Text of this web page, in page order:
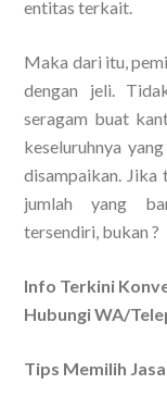
entitas terkait.
Maka dari itu,
dengan jeli.
seragam buat
keseluruhnya
disampaikan. Jika
jumlah yang
tersendiri, bukan ?
Info Terkini
Hubungi WA/
Tips Memilih